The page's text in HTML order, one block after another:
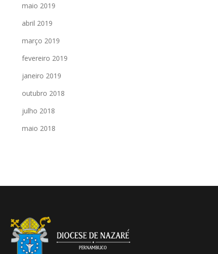
maio 2019
abril 2019
março 2019
fevereiro 2019
janeiro 2019
outubro 2018
julho 2018
maio 2018